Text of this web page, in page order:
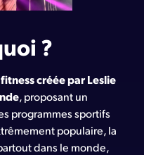
?
créée par Leslie
, proposant un
programmes sportifs
populaire, la
dans le monde,